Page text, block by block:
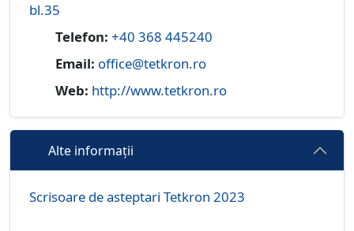
bl.35
Telefon: +40 368 445240
Email: office@tetkron.ro
Web: http://www.tetkron.ro
Alte informații
Scrisoare de asteptari Tetkron 2023